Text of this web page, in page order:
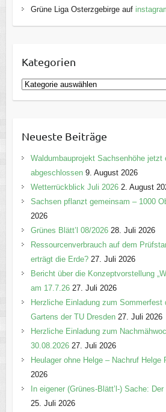
Grüne Liga Osterzgebirge auf
Kategorien
K
a
g
o
i
e
Neueste Beiträge
Waldumbauprojekt Sachsenhöhe jetzt
abgeschlossen 9. August 2026
Wetterrückblick Juli 2026 2. August
Sachsen pflanzt gemeinsam – 1000
2026
Grünes Blätt’l 08/2026 28. Juli 2026
Ressourcenverbrauch auf dem
erträgt die Erde? 27. Juli 2026
Bericht über die Konzeptvorstellung
am 17.7.26 27. Juli 2026
Herzliche Einladung zum Sommerfest
Gartens der TU Dresden 27. Juli 2026
Herzliche Einladung zum
30.08.2026 27. Juli 2026
Heulager ohne Helge – Nachruf Helge
2026
In eigener (Grünes-Blätt’l-) Sache:
25. Juli 2026